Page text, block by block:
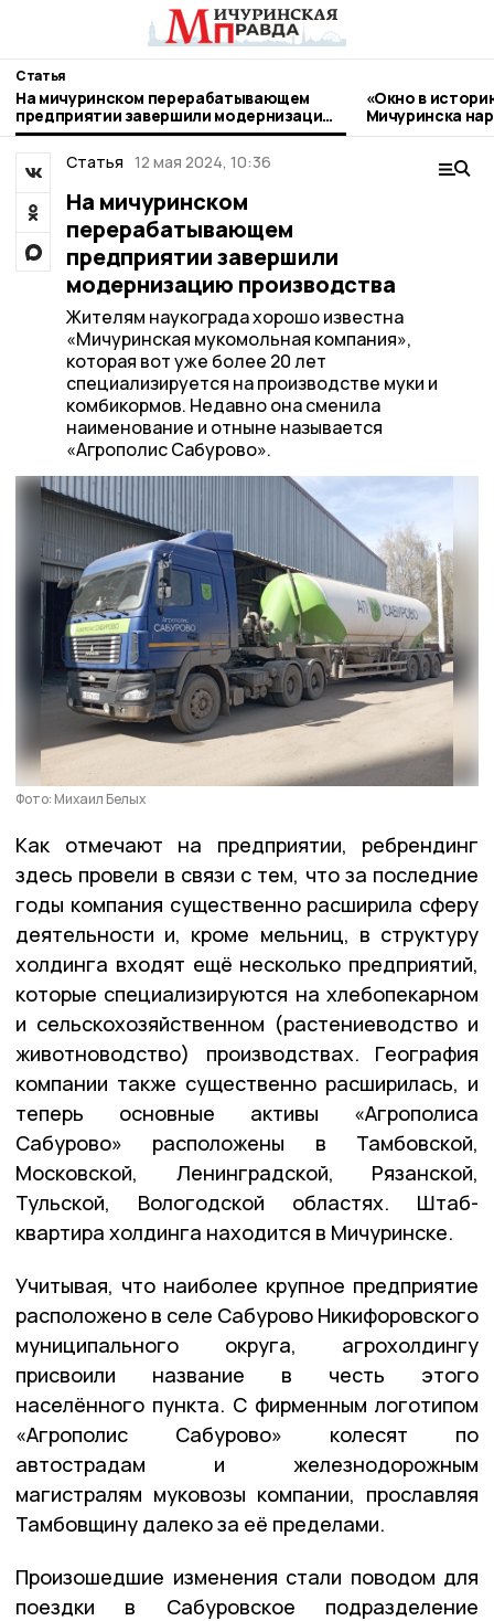
Статья
На мичуринском перерабатывающем
предприятии завершили модернизацию
производства
«Окно в
Мичуринска
стиле гжель
Статья 12 мая 2024, 10:36
На мичуринском
перерабатывающем
предприятии завершили
модернизацию производства
Жителям наукограда хорошо известна
«Мичуринская мукомольная компания»,
которая вот уже более 20 лет
специализируется на производстве муки и
комбикормов. Недавно она сменила
наименование и отныне называется
«Агрополис Сабурово».
Фото: Михаил Белых
Как отмечают на предприятии, ребрендинг
здесь провели в связи с тем, что за последние
годы компания существенно расширила сферу
деятельности и, кроме мельниц, в структуру
холдинга входят ещё несколько предприятий,
которые специализируются на хлебопекарном
и сельскохозяйственном (растениеводство и
животноводство) производствах. География
компании также существенно расширилась, и
теперь основные активы «Агрополиса
Сабурово» расположены в Тамбовской,
Московской, Ленинградской, Рязанской,
Тульской, Вологодской областях. Штаб-
квартира холдинга находится в Мичуринске.
Учитывая, что наиболее крупное предприятие
расположено в селе Сабурово Никифоровского
муниципального округа, агрохолдингу
присвоили название в честь этого
населённого пункта. С фирменным логотипом
«Агрополис Сабурово» колесят по
автострадам и железнодорожным
магистралям муковозы компании, прославляя
Тамбовщину далеко за её пределами.
Произошедшие изменения стали поводом для
поездки в Сабуровское подразделение